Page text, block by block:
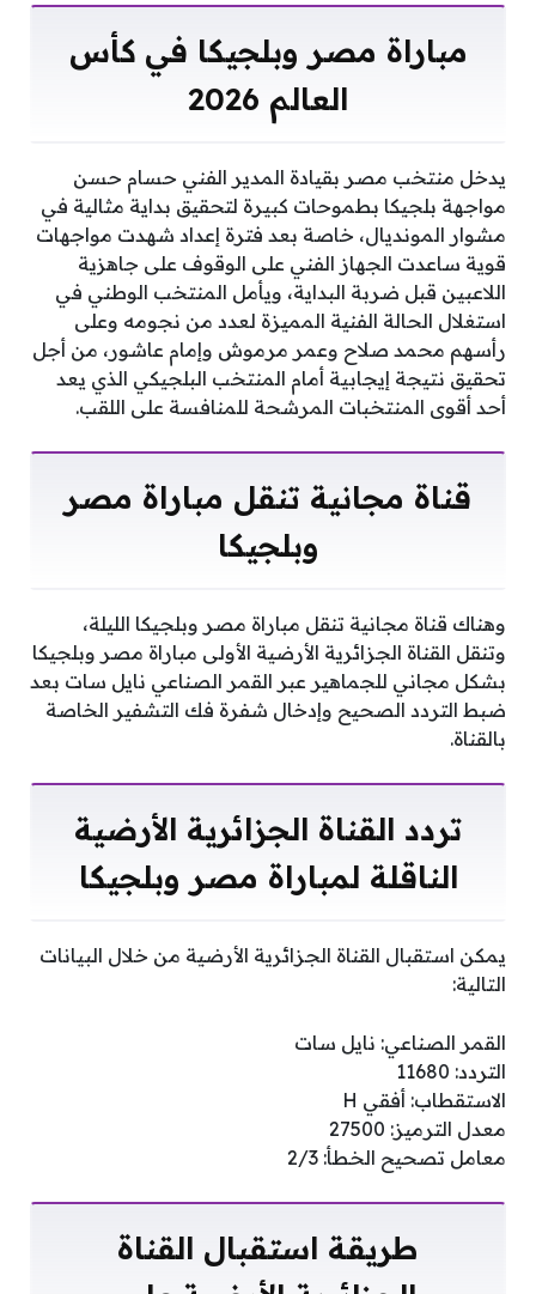
مباراة مصر وبلجيكا في كأس
العالم 2026
يدخل منتخب مصر بقيادة المدير الفني حسام حسن
مواجهة بلجيكا بطموحات كبيرة لتحقيق بداية مثالية في
مشوار المونديال، خاصة بعد فترة إعداد شهدت مواجهات
قوية ساعدت الجهاز الفني على الوقوف على جاهزية
اللاعبين قبل ضربة البداية، ويأمل المنتخب الوطني في
استغلال الحالة الفنية المميزة لعدد من نجومه وعلى
رأسهم محمد صلاح وعمر مرموش وإمام عاشور، من أجل
تحقيق نتيجة إيجابية أمام المنتخب البلجيكي الذي يعد
أحد أقوى المنتخبات المرشحة للمنافسة على اللقب.
قناة مجانية تنقل مباراة مصر
وبلجيكا
وهناك قناة مجانية تنقل مباراة مصر وبلجيكا الليلة،
وتنقل القناة الجزائرية الأرضية الأولى مباراة مصر وبلجيكا
بشكل مجاني للجماهير عبر القمر الصناعي نايل سات بعد
ضبط التردد الصحيح وإدخال شفرة فك التشفير الخاصة
بالقناة.
تردد القناة الجزائرية الأرضية
الناقلة لمباراة مصر وبلجيكا
يمكن استقبال القناة الجزائرية الأرضية من خلال البيانات
التالية:
القمر الصناعي: نايل سات
التردد: 11680
الاستقطاب: أفقي H
معدل الترميز: 27500
معامل تصحيح الخطأ: 2/3
طريقة استقبال القناة